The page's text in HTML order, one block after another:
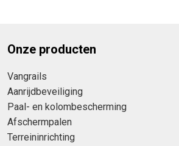
Onze producten
Vangrails
Aanrijdbeveiliging
Paal- en kolombescherming
Afschermpalen
Terreininrichting